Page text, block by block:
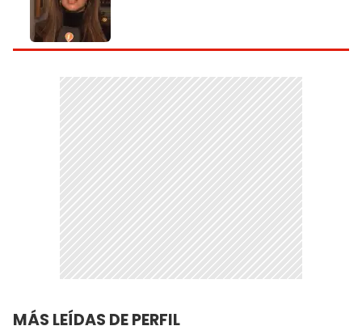
MÁS LEÍDAS DE PERFIL